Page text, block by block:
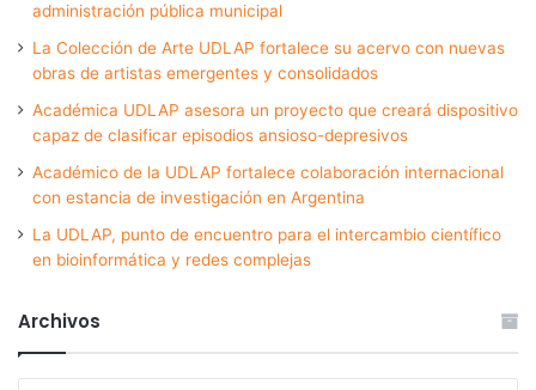
administración pública municipal
La Colección de Arte UDLAP fortalece su acervo con nuevas
obras de artistas emergentes y consolidados
Académica UDLAP asesora un proyecto que creará dispositivo
capaz de clasificar episodios ansioso-depresivos
Académico de la UDLAP fortalece colaboración internacional
con estancia de investigación en Argentina
La UDLAP, punto de encuentro para el intercambio científico
en bioinformática y redes complejas
Archivos